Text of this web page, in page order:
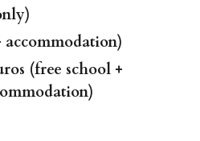
accommodation)
(free school +